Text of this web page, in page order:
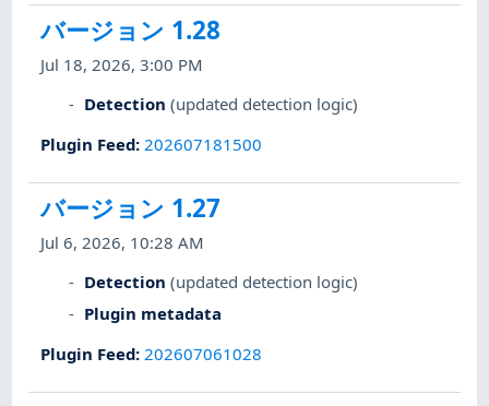
バージョン 1.28
Jul 18, 2026, 3:00 PM
Detection (updated detection logic)
Plugin Feed: 202607181500
バージョン 1.27
Jul 6, 2026, 10:28 AM
Detection (updated detection logic)
Plugin metadata
Plugin Feed: 202607061028